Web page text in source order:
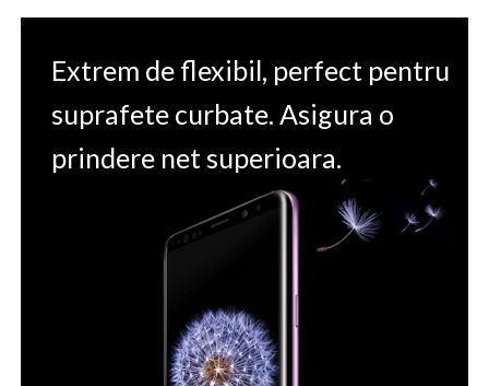
Extrem de flexibil, perfect pentru
suprafete curbate. Asigura o
prindere net superioara.